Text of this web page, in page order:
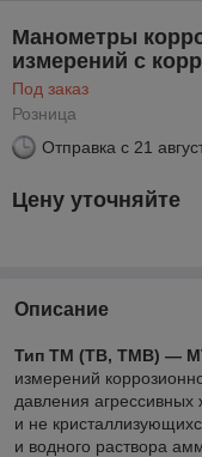
Манометры
измерений с
Под заказ
Розница
Отправка с 21
Цену уточняйте
Описание
Тип ТМ (ТВ, ТМВ) —
измерений
давления агрессивных
и не
и водного раствора